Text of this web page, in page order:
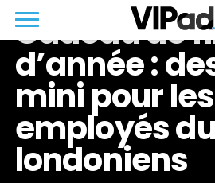
Cadeau de
d’année :
mini pour les
employés
londoniens